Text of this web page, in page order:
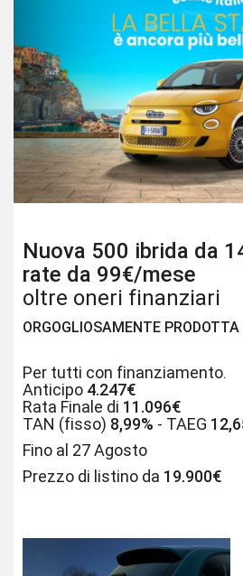
Nuova 500 ibrida da
rate da 99€/mese
oltre oneri finanziari
ORGOGLIOSAMENTE PRODOTTA
Per tutti con finanziamento.
Anticipo 4.247€
Rata Finale di 11.096€
TAN (fisso) 8,99% - TAEG
Fino al 27 Agosto
Prezzo di listino da 19.900€